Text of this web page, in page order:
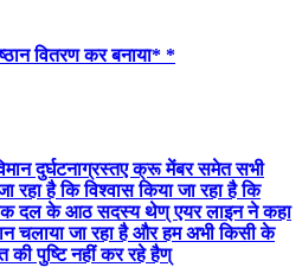
वितरण कर बनाया* *
दुर्घटनाग्रस्तए क्रू मेंबर समेत सभी
रहा है कि विश्वास किया जा रहा है कि
दल के आठ सदस्य थेण् एयर लाइन ने कहा
चलाया जा रहा है और हम अभी किसी के
की पुष्टि नहीं कर रहे हैण्